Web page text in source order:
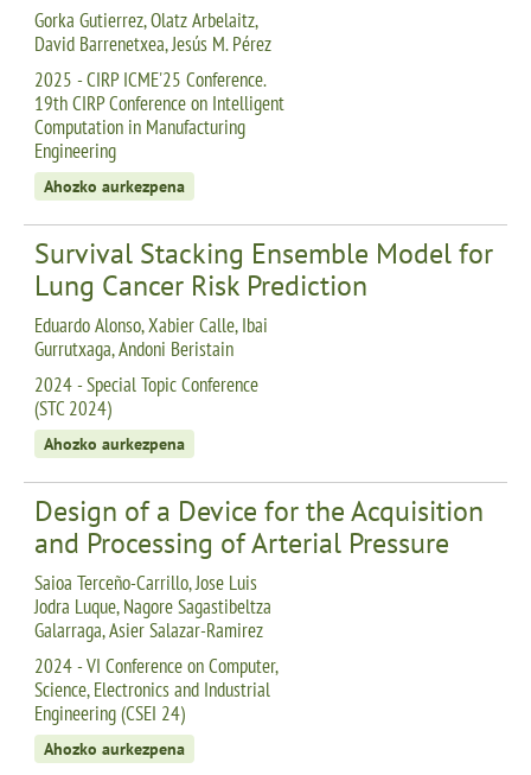
Gorka Gutierrez, Olatz Arbelaitz,
David Barrenetxea, Jesús M. Pérez
2025 - CIRP ICME'25 Conference.
19th CIRP Conference on Intelligent
Computation in Manufacturing
Engineering
Ahozko aurkezpena
Survival Stacking Ensemble Model for
Lung Cancer Risk Prediction
Eduardo Alonso, Xabier Calle, Ibai
Gurrutxaga, Andoni Beristain
2024 - Special Topic Conference
(STC 2024)
Ahozko aurkezpena
Design of a Device for the Acquisition
and Processing of Arterial Pressure
Saioa Terceño-Carrillo, Jose Luis
Jodra Luque, Nagore Sagastibeltza
Galarraga, Asier Salazar-Ramirez
2024 - VI Conference on Computer,
Science, Electronics and Industrial
Engineering (CSEI 24)
Ahozko aurkezpena